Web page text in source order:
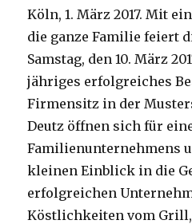
Köln, 1. März 2017. Mit
die ganze Familie feiert
Samstag, den 10. März
jähriges erfolgreiches
Firmensitz in der
Deutz öffnen sich für
Familienunternehmens
kleinen Einblick in die
erfolgreichen
Köstlichkeiten vom Grill,